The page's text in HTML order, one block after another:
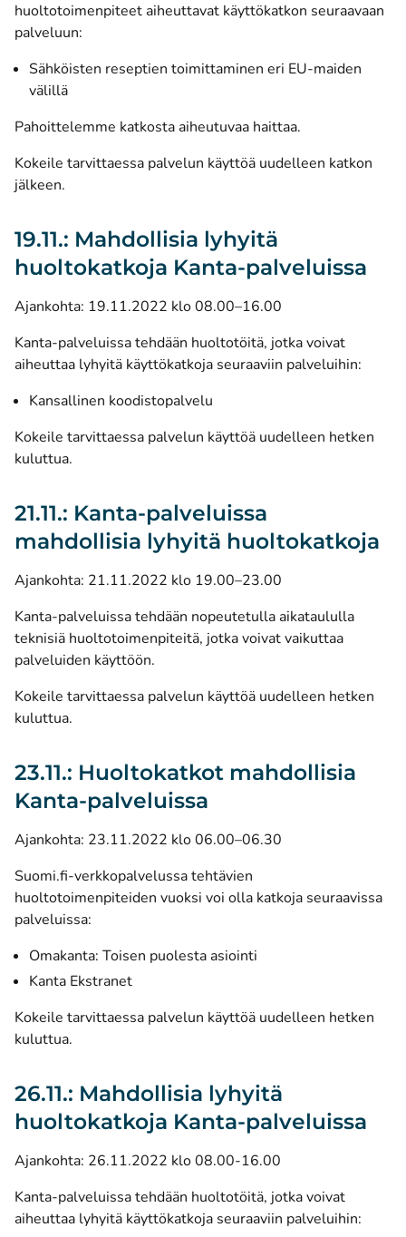
huoltotoimenpiteet aiheuttavat käyttökatkon seuraavaan
palveluun:
Sähköisten reseptien toimittaminen eri EU-maiden
välillä
Pahoittelemme katkosta aiheutuvaa haittaa.
Kokeile tarvittaessa palvelun käyttöä uudelleen katkon
jälkeen.
19.11.: Mahdollisia lyhyitä
huoltokatkoja Kanta-palveluissa
Ajankohta: 19.11.2022 klo 08.00–16.00
Kanta-palveluissa tehdään huoltotöitä, jotka voivat
aiheuttaa lyhyitä käyttökatkoja seuraaviin palveluihin:
Kansallinen koodistopalvelu
Kokeile tarvittaessa palvelun käyttöä uudelleen hetken
kuluttua.
21.11.: Kanta-palveluissa
mahdollisia lyhyitä huoltokatkoja
Ajankohta: 21.11.2022 klo 19.00–23.00
Kanta-palveluissa tehdään nopeutetulla aikataululla
teknisiä huoltotoimenpiteitä, jotka voivat vaikuttaa
palveluiden käyttöön.
Kokeile tarvittaessa palvelun käyttöä uudelleen hetken
kuluttua.
23.11.: Huoltokatkot mahdollisia
Kanta-palveluissa
Ajankohta: 23.11.2022 klo 06.00–06.30
Suomi.fi-verkkopalvelussa tehtävien
huoltotoimenpiteiden vuoksi voi olla katkoja seuraavissa
palveluissa:
Omakanta: Toisen puolesta asiointi
Kanta Ekstranet
Kokeile tarvittaessa palvelun käyttöä uudelleen hetken
kuluttua.
26.11.: Mahdollisia lyhyitä
huoltokatkoja Kanta-palveluissa
Ajankohta: 26.11.2022 klo 08.00-16.00
Kanta-palveluissa tehdään huoltotöitä, jotka voivat
aiheuttaa lyhyitä käyttökatkoja seuraaviin palveluihin: